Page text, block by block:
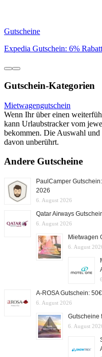
Gutscheine
Expedia Gutschein: 6%
Gutschein-Kategorien
Mietwagengutschein
Wenn Ihr über einen
kann Urlaubstracker vom
bekommen. Die Auswahl
davon unberührt.
Andere Gutscheine
PaulCamper
2026
6. August 2026
Qatar Airways
6. August 2026
Mietwagen
6. August
A-ROSA Gutschein:
6. August 2026
Gutscheine
6. August